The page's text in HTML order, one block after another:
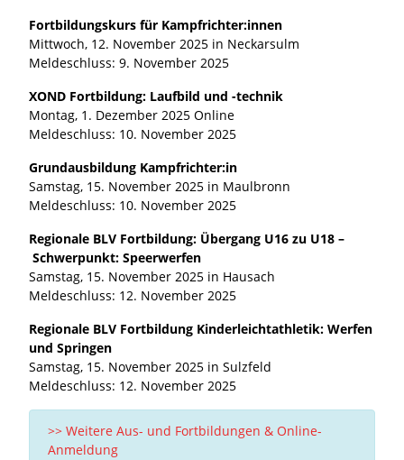
Fortbildungskurs für Kampfrichter:innen ​​​​
Mittwoch, 12. November 2025 in Neckarsulm
Meldeschluss: 9. November 2025
XOND Fortbildung: Laufbild und -technik ​​​​
Montag, 1. Dezember 2025 Online
Meldeschluss: 10. November 2025
Grundausbildung Kampfrichter:in ​​​​
Samstag, 15. November 2025 in Maulbronn
Meldeschluss: 10. November 2025
Regionale BLV Fortbildung: Übergang U16 zu U18 –
Schwerpunkt: Speerwerfen ​​​​
Samstag, 15. November 2025 in Hausach
Meldeschluss: 12. November 2025
Regionale BLV Fortbildung Kinderleichtathletik: Werfen
und Springen ​​​​
Samstag, 15. November 2025 in Sulzfeld
Meldeschluss: 12. November 2025
>> Weitere Aus- und Fortbildungen & Online-
Anmeldung